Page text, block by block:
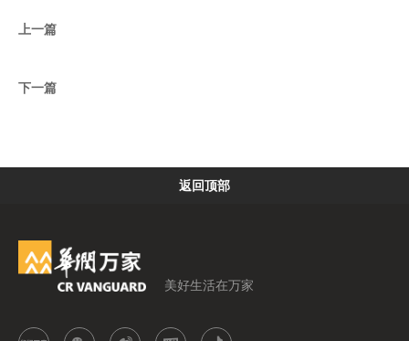
上一篇
下一篇
返回顶部
美好生活在万家